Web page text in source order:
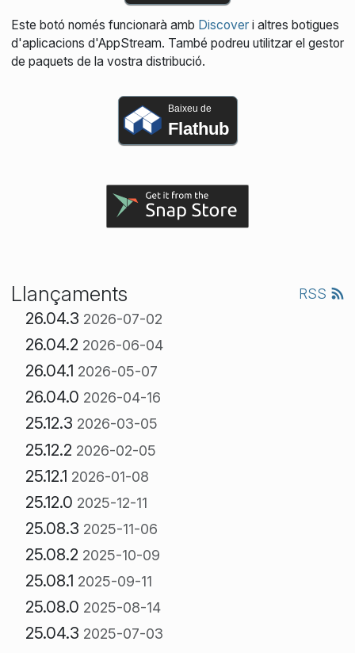
Este botó només funcionarà amb Discoveri altres botigues
d'aplicacions d'AppStream. També podreu utilitzar el gestor
de paquets de la vostra distribució.
Baixeu de
Flathub
Llançaments RSS
26.04.3 2026-07-02
26.04.2 2026-06-04
26.04.1 2026-05-07
26.04.0 2026-04-16
25.12.3 2026-03-05
25.12.2 2026-02-05
25.12.1 2026-01-08
25.12.0 2025-12-11
25.08.3 2025-11-06
25.08.2 2025-10-09
25.08.1 2025-09-11
25.08.0 2025-08-14
25.04.3 2025-07-03